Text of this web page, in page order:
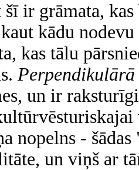
šī ir grāmata,
kādu
kas tālu
Perpendikulārā
un ir
nopelns -
un viņš ar